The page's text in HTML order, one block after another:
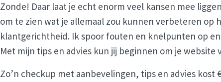
Zonde! Daar laat je echt enorm veel kansen mee
om te zien wat je allemaal zou kunnen verbeteren op
klantgerichtheid. Ik spoor fouten en knelpunten op
Met mijn tips en advies kun jij beginnen om je website
Zo’n checkup met aanbevelingen, tips en advies kost